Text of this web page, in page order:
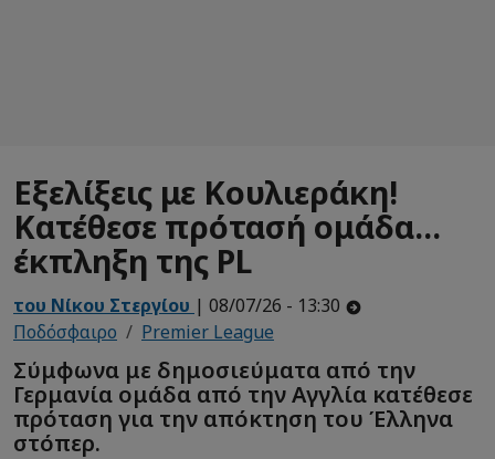
Εξελίξεις με Κουλιεράκη!
Κατέθεσε πρότασή ομάδα...
έκπληξη της PL
του Νίκου Στεργίου | 08/07/26 - 13:30
Ποδόσφαιρο
Premier League
Σύμφωνα με δημοσιεύματα από την
Γερμανία ομάδα από την Αγγλία κατέθεσε
πρόταση για την απόκτηση του Έλληνα
στόπερ.